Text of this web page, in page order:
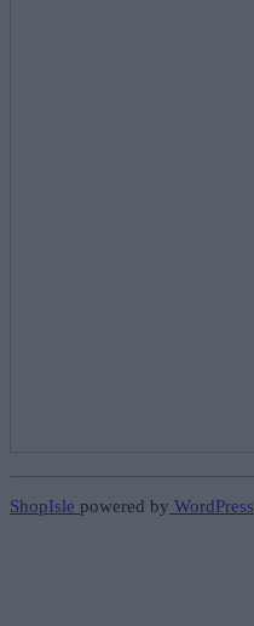
ShopIsle powered by WordPress